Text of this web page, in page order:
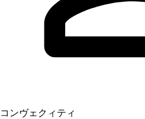
コンヴェクィティ